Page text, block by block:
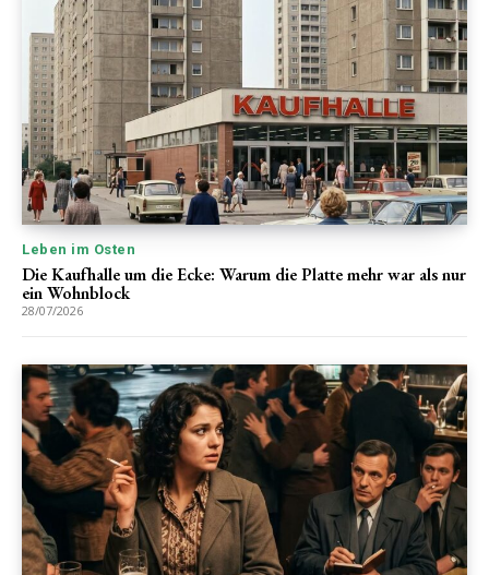
Leben im Osten
Die Kaufhalle um die Ecke: Warum die Platte mehr war als nur
ein Wohnblock
28/07/2026